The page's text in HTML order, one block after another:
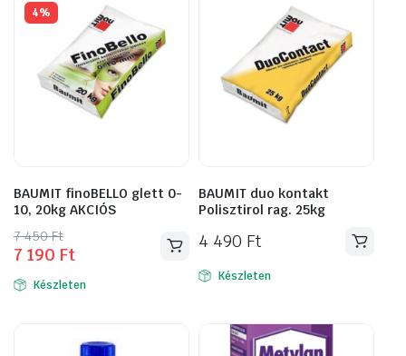
4%
BAUMIT finoBELLO glett 0-
10, 20kg AKCIÓS
7 450Ft
Original
price
was:
7
7 190 Ft
Current
price
is:
7
Készleten
BAUMIT duo kontakt
Polisztirol rag. 25kg
4 490 Ft
Készleten